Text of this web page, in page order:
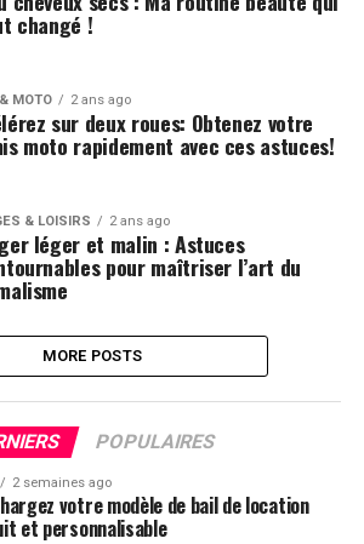
changé !
MOTO 2 ans ago
sur deux roues: Obtenez votre
moto rapidement avec ces astuces!
& LOISIRS 2 ans ago
léger et malin : Astuces
pour maîtriser l’art du
MORE POSTS
POPULAIRES
2 semaines ago
votre modèle de bail de location
et personnalisable